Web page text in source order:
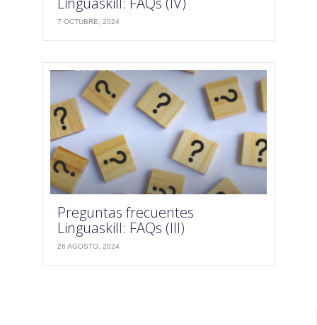
7 OCTUBRE, 2024
Preguntas frecuentes
Linguaskill: FAQs (III)
26 AGOSTO, 2024